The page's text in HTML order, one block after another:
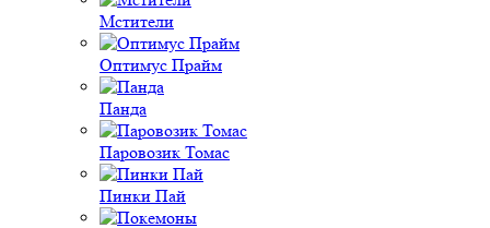
Мстители
Оптимус Прайм
Панда
Паровозик Томас
Пинки Пай